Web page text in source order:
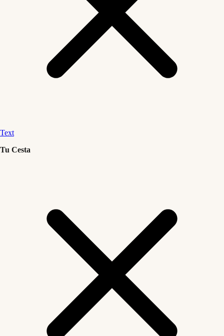
Text
Tu Cesta